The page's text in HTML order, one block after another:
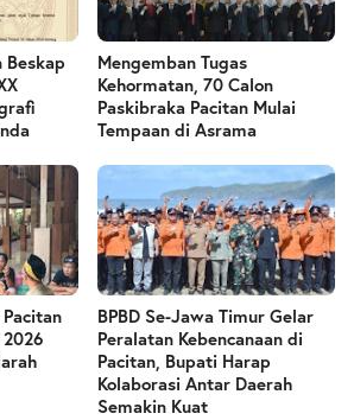
Beskap
Mengemban Tugas
Kehormatan, 70 Calon
Paskibraka Pacitan Mulai
Tempaan di Asrama
BPBD Se-Jawa Timur Gelar
Peralatan Kebencanaan di
Pacitan, Bupati Harap
Kolaborasi Antar Daerah
Semakin Kuat